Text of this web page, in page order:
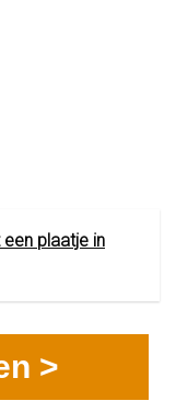
plaatje in
>